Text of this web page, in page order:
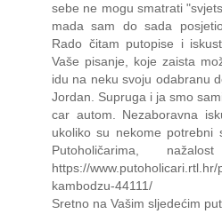
sebe ne mogu smatrati
mada sam do sada
Rado čitam putopise i
Vaše pisanje, koje zaista
idu na neku svoju odabranu
Jordan. Supruga i ja smo
car autom. Nezaboravna
ukoliko su nekome potrebni
Putoholičarima,
https://
kambodzu-44111/
Sretno na Vašim sljedećim